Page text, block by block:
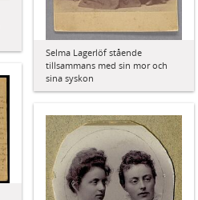
Selma Lagerlöf stående
tillsammans med sin mor och
sina syskon